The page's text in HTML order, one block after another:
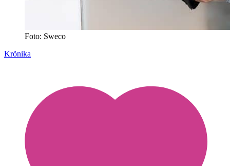
Foto: Sweco
Krönika